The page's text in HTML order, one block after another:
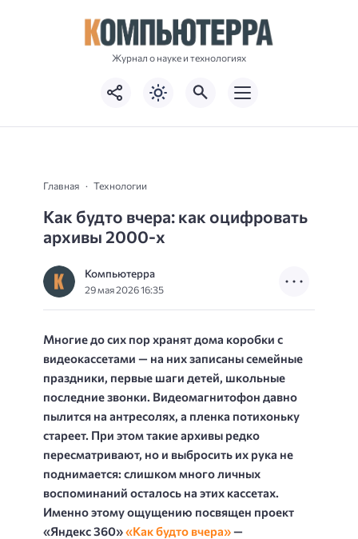
Журнал о науке и технологиях
Главная Технологии
Как будто вчера: как оцифровать
архивы 2000-х
Компьютерра
29 мая 2026 16:35
Многие до сих пор хранят дома коробки с
видеокассетами — на них записаны семейные
праздники, первые шаги детей, школьные
последние звонки. Видеомагнитофон давно
пылится на антресолях, а пленка потихоньку
стареет. При этом такие архивы редко
пересматривают, но и выбросить их рука не
поднимается: слишком много личных
воспоминаний осталось на этих кассетах.
Именно этому ощущению посвящен проект
«Яндекс 360»«Как будто вчера»—